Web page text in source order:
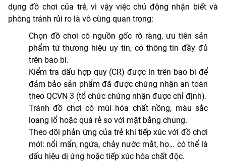
dụng đồ chơi của trẻ, vì vậy việc chủ động nhận biết và
phòng tránh rủi ro là vô cùng quan trọng:
Chọn đồ chơi có nguồn gốc rõ ràng, ưu tiên sản
phẩm từ thương hiệu uy tín, có thông tin đầy đủ
trên bao bì.
Kiểm tra dấu hợp quy (CR) được in trên bao bì để
đảm bảo sản phẩm đã được chứng nhận an toàn
theo QCVN 3 (tổ chức chứng nhận được chỉ định).
Tránh đồ chơi có mùi hóa chất nồng, màu sắc
loang lổ hoặc quá rẻ so với mặt bằng chung.
Theo dõi phản ứng của trẻ khi tiếp xúc với đồ chơi
mới: nổi mẩn, ngứa, chảy nước mắt, ho… có thể là
dấu hiệu dị ứng hoặc tiếp xúc hóa chất độc.